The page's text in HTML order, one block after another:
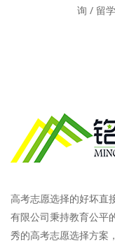
询 / 留
高考志愿选择的好坏直
有限公司秉持教育公平
秀的高考志愿选择方案